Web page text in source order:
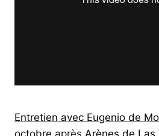
Entretien avec Eugenio de